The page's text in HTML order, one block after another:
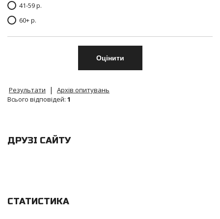
41-59 р.
60+ р.
Результати |
Архів опитувань
Всього відповідей: 1
ДРУЗІ САЙТУ
СТАТИСТИКА